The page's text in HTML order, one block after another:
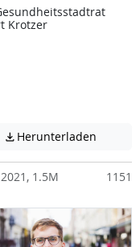
Datei enthält unter
Krotzer
 Herunterladen
1.5M 1151